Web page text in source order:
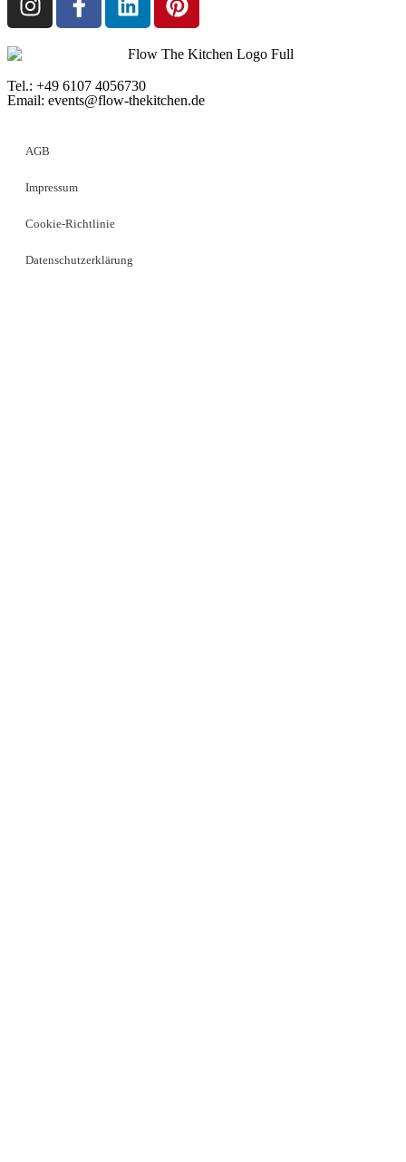
Tel.: +49 6107 4056730
Email: events@flow-thekitchen.de
AGB
Impressum
Cookie-Richtlinie
Datenschutzerklärung